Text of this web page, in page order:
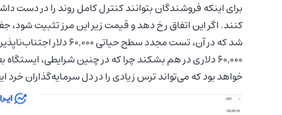
شد که در آن، تست مجدد
خواهد بود که می‌تواند ترس زیادی را در دل سرمایه‌گذاران خرد